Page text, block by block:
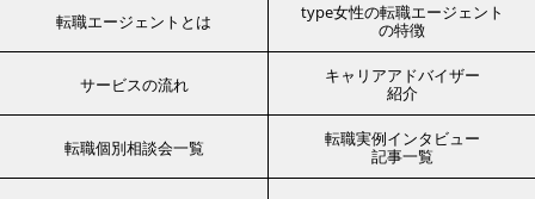
転職エージェントとは
type女性の転職エージェント
の特徴
サービスの流れ
キャリアアドバイザー
紹介
転職個別相談会一覧
転職実例インタビュー
記事一覧